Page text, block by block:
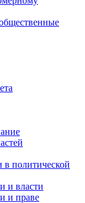
в политической
и власти
и праве